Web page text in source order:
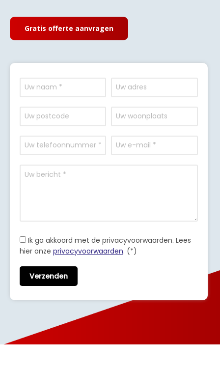
Gratis offerte aanvragen
Ik ga akkoord met de privacyvoorwaarden. Lees
hier onze privacyvoorwaarden. (*)